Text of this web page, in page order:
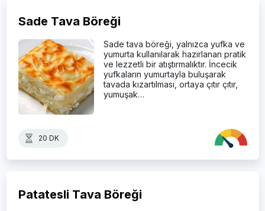
Sade Tava Böreği
Sade tava böreği, yalnızca yufka ve
yumurta kullanılarak hazırlanan pratik
ve lezzetli bir atıştırmalıktır. İncecik
yufkaların yumurtayla buluşarak
tavada kızartılması, ortaya çıtır çıtır,
yumuşak…
20 DK
Patatesli Tava Böreği